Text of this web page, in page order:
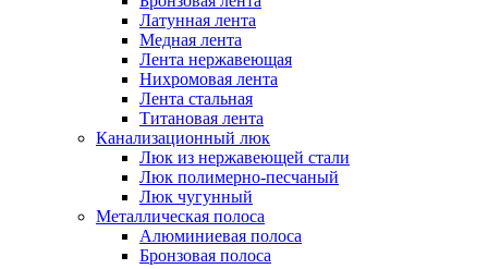
Латунная лента
Медная лента
Лента нержавеющая
Нихромовая лента
Лента стальная
Титановая лента
Канализационный люк
Люк из нержавеющей стали
Люк полимерно-песчаный
Люк чугунный
Металлическая полоса
Алюминиевая полоса
Бронзовая полоса